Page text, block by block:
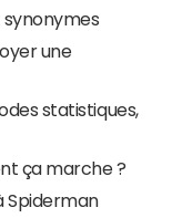
synonymes
une
statistiques,
ça marche ?
Spiderman